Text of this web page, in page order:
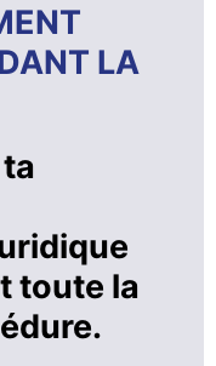
LA
toute la